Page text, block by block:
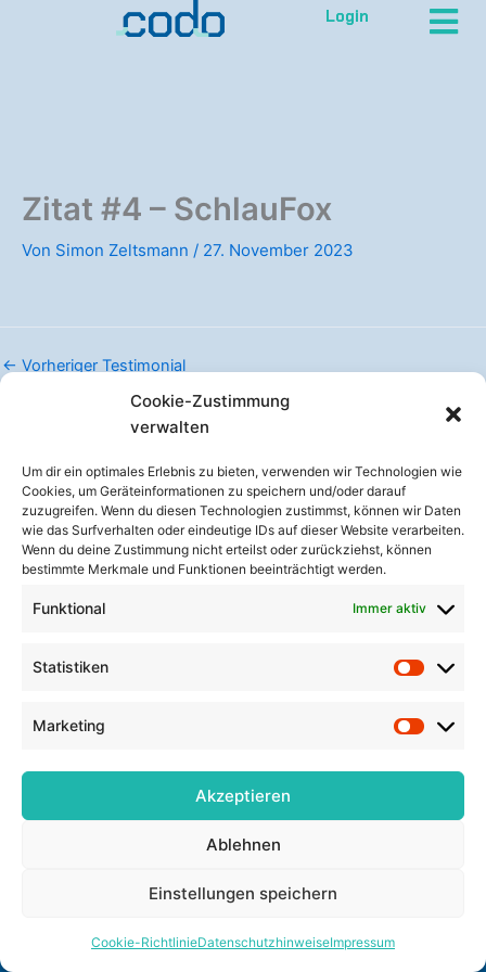
Cookie-Zustimmung
verwalten
Um dir ein optimales Erlebnis zu bieten, verwenden wir Technologien wie
Cookies, um Geräteinformationen zu speichern und/oder darauf
zuzugreifen. Wenn du diesen Technologien zustimmst, können wir Daten
wie das Surfverhalten oder eindeutige IDs auf dieser Website verarbeiten.
Wenn du deine Zustimmung nicht erteilst oder zurückziehst, können
bestimmte Merkmale und Funktionen beeinträchtigt werden.
Funktional Immer aktiv
Statistiken
Marketing
Akzeptieren
Ablehnen
Einstellungen speichern
Cookie-RichtlinieDatenschutzhinweiseImpressum
Login
Zitat #4 – SchlauFox
Von Simon Zeltsmann / 27. November 2023
← Vorheriger Testimonial
codo – Das Daten-Tool für Mentoringprojekte.
Einfache Koordinierung von sozialen Mentoringprojekten
Links
Cookie-Richtlinie (EU)
i